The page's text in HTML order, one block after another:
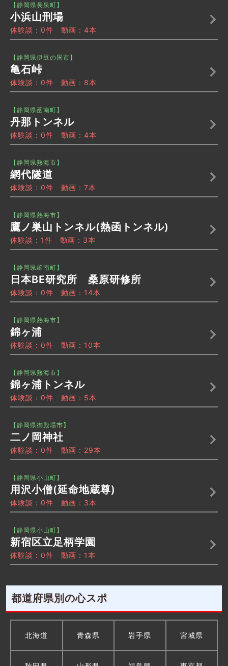
【静岡県長泉町】
小浜山刑場
体験談：0件 動画：4本
【静岡県伊豆の国市】
亀石峠
体験談：0件 動画：8本
【静岡県函南町】
丹那トンネル
体験談：0件 動画：4本
【静岡県熱海市】
網代隧道
体験談：0件 動画：7本
【静岡県熱海市】
鷹ノ巣山トンネル(熱函トンネル)
体験談：1件 動画：3本
【静岡県函南町】
日本BE研究所 桑原研修所
体験談：0件 動画：14本
【静岡県熱海市】
錦ヶ浦
体験談：0件 動画：10本
【静岡県熱海市】
錦ヶ浦トンネル
体験談：0件 動画：5本
【静岡県御殿場市】
二ノ岡神社
体験談：0件 動画：29本
【静岡県小山町】
用沢小僧(延命地蔵尊)
体験談：0件 動画：3本
【静岡県小山町】
新宿区立足柄学園
体験談：0件 動画：1本
都道府県別の心スポ
北海道 青森県 岩手県 宮城県